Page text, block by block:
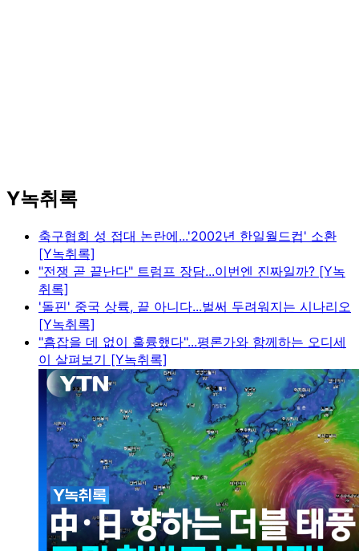
Y녹취록
축구협회 성 접대 논란에...'2002년 한일월드컵' 소환
[Y녹취록]
"전쟁 곧 끝난다" 트럼프 장담...이번엔 진짜일까? [Y녹
취록]
'돌핀' 중국 상륙, 끝 아니다...벌써 두려워지는 시나리오
[Y녹취록]
"흠잡을 데 없이 훌륭했다"...평론가와 함께하는 오디세
이 살펴보기 [Y녹취록]